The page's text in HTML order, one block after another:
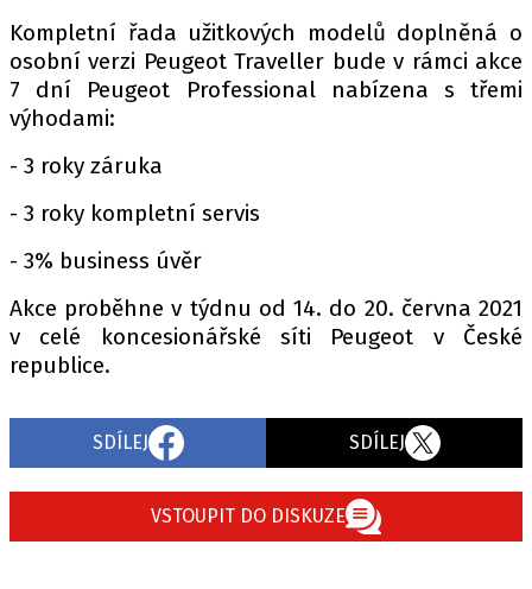
ETICKÝ KODEX
KONTAKT
OSOBNÍ ÚDAJE / COOKIES
Provozovatelem serveru autoroad.cz je
INCORP MEDIA GROUP s.r.o., IČ: 118 23 054
Kompletní řada užitkových modelů doplněná o
osobní verzi Peugeot Traveller bude v rámci akce
7 dní Peugeot Professional nabízena s třemi
výhodami:
- 3 roky záruka
- 3 roky kompletní servis
- 3% business úvěr
Akce proběhne v týdnu od 14. do 20. června 2021
v celé koncesionářské síti Peugeot v České
republice.
SDÍLEJ SDÍLEJ
VSTOUPIT DO DISKUZE